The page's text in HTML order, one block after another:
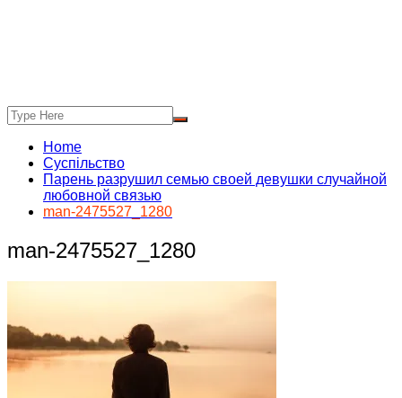
Home
Суспільство
Парень разрушил семью своей девушки случайной
любовной связью
man-2475527_1280
man-2475527_1280